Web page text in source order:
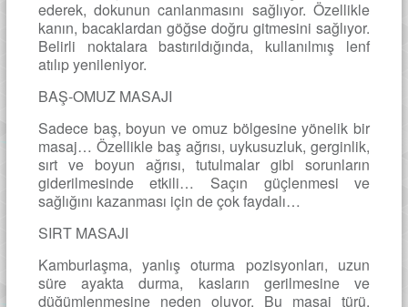
ederek, dokunun canlanmasını sağlıyor. Özellikle
kanın, bacaklardan göğse doğru gitmesini sağlıyor.
Belirli noktalara bastırıldığında, kullanılmış lenf
atılıp yenileniyor.
BAŞ-OMUZ MASAJI
Sadece baş, boyun ve omuz bölgesine yönelik bir
masaj… Özellikle baş ağrısı, uykusuzluk, gerginlik,
sırt ve boyun ağrısı, tutulmalar gibi sorunların
giderilmesinde etkili… Saçın güçlenmesi ve
sağlığını kazanması için de çok faydalı…
SIRT MASAJI
Kamburlaşma, yanlış oturma pozisyonları, uzun
süre ayakta durma, kasların gerilmesine ve
düğümlenmesine neden oluyor. Bu masaj türü,